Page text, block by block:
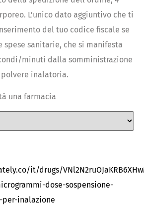
L’unico dato aggiuntivo che ti
del tuo codice fiscale se
sanitarie, che si manifesta
minuti dalla somministrazione
inalatoria.
una farmacia
it/drugs/
dose-sospensione-
per-inalazione